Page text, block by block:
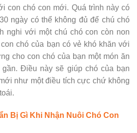
con chó con mới. Quá trình này có
ngày có thể không đủ để chú chó
nghi với một chú chó con còn non
chó của bạn có vẻ khó khăn với
cho con chó của bạn một món ăn
Điều này sẽ giúp chó của bạn
như một điều tích cực chứ không
Bị Gì Khi Nhận Nuôi Chó Con